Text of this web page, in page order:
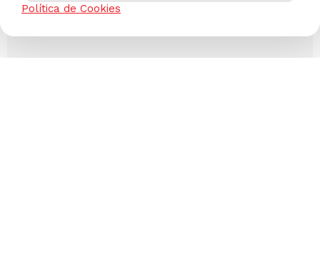
Política de Cookies